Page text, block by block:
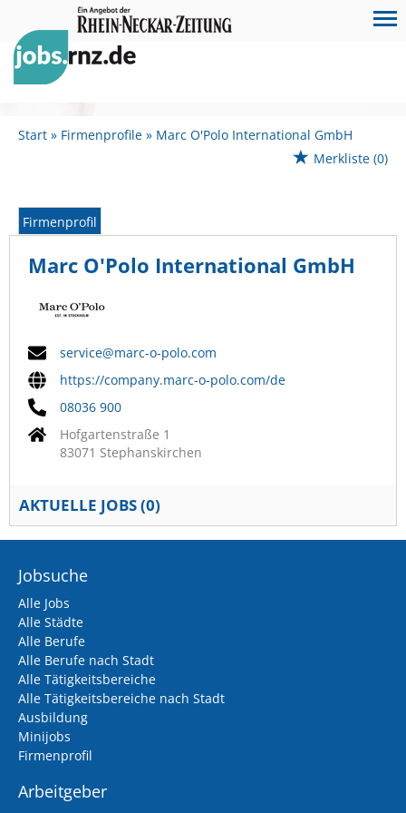
Start Firmenprofile
Marc O'Polo International GmbH
Merkliste (0)
Firmenprofil
Marc O'Polo International GmbH
service@marc-o-polo.com
https://company.marc-o-polo.com/de
08036 900
Hofgartenstraße 1
83071 Stephanskirchen
AKTUELLE JOBS (0)
Jobsuche
Alle Jobs
Alle Städte
Alle Berufe
Alle Berufe nach Stadt
Alle Tätigkeitsbereiche
Alle Tätigkeitsbereiche nach Stadt
Ausbildung
Minijobs
Firmenprofil
Arbeitgeber